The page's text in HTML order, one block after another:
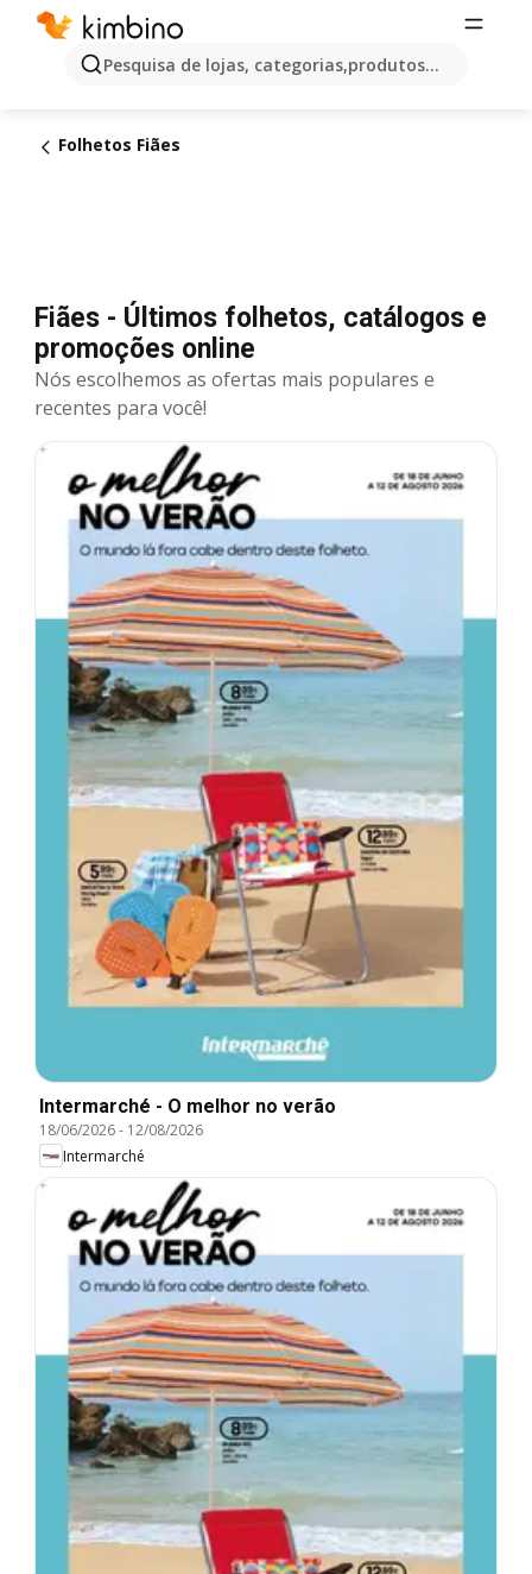
Pesquisa de lojas, categorias,produtos...
Folhetos Fiães
Fiães - Últimos folhetos, catálogos e
promoções online
Nós escolhemos as ofertas mais populares e
recentes para você!
Intermarché - O melhor no verão
18/06/2026- 12/08/2026
Intermarché